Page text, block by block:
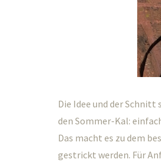
Die Idee und der
den Sommer-Kal:
Das macht es zu dem
gestrickt werden. Für